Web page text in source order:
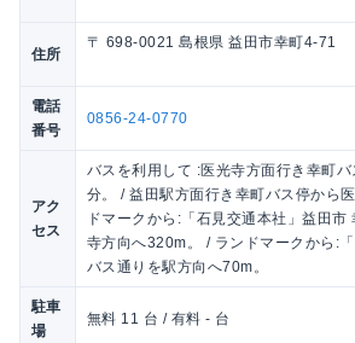
住所
〒 698-0021 島根県 益田市幸町4-71
電話
番号
0856-24-0770
アク
セス
バスを利用して :医光寺方面行き幸町
分。 / 益田駅方面行き幸町バス停から
ドマークから:「石見交通本社」益田
寺方向へ320m。 / ランドマークから:
バス通りを駅方向へ70m。
駐車
場
無料 11 台 / 有料 - 台